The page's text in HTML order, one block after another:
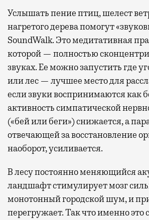
Услышать пение птиц, шелест
нагретого дерева помогут
SoundWalk. Это медитативная
которой — полностью
звуках. Ее можно запустить где
или лес — лучшее место для
если звуки воспринимаются как
активность симпатической
(«бей или беги») снижается, а
отвечающей за восстановление
наоборот, усиливается.
В лесу постоянно меняющийся
ландшафт стимулирует мозг
монотонный городской шум, и
перегружает. Так что именно это